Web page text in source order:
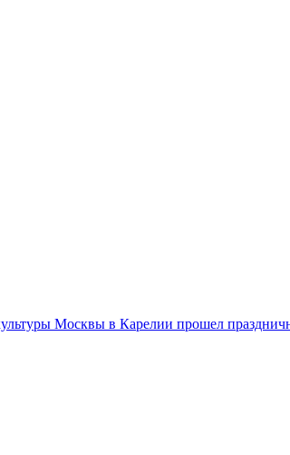
Москвы в Карелии прошел